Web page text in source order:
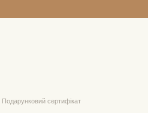
Подарунковий сертифікат